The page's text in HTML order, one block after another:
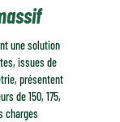
une solution
issues de
présentent
de 150, 175,
charges